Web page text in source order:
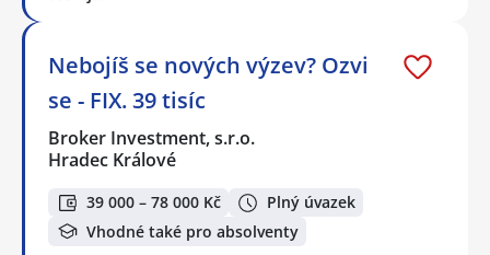
Nebojíš se nových výzev? Ozvi
se - FIX. 39 tisíc
Broker Investment, s.r.o.
Hradec Králové
39 000 – 78 000 Kč
Plný úvazek
Vhodné také pro absolventy